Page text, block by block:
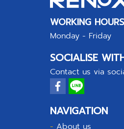
WORKING
Monday - Friday
SOCIALISE
Contact us via
NAVIGATION
- About us